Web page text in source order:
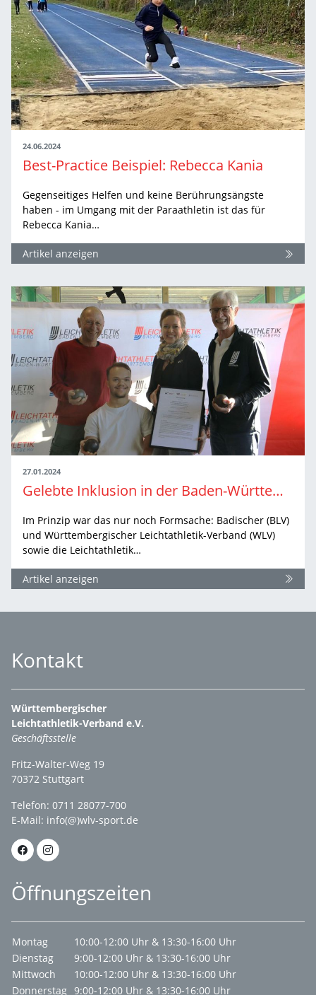
24.06.2024
Best-Practice Beispiel: Rebecca Kania
Gegenseitiges Helfen und keine Berührungsängste
haben - im Umgang mit der Paraathletin ist das für
Rebecca Kania…
Artikel anzeigen
27.01.2024
Gelebte Inklusion in der Baden-Württembergischen Leichtathletik
Im Prinzip war das nur noch Formsache: Badischer (BLV)
und Württembergischer Leichtathletik-Verband (WLV)
sowie die Leichtathletik…
Artikel anzeigen
Kontakt
Württembergischer
Leichtathletik-Verband e.V.
Geschäftsstelle
Fritz-Walter-Weg 19
70372 Stuttgart
Telefon: 0711 28077-700
E-Mail: info(@)wlv-sport.de
Öffnungszeiten
Montag
10:00-12:00 Uhr & 13:30-16:00 Uhr
Dienstag
9:00-12:00 Uhr & 13:30-16:00 Uhr
Mittwoch
10:00-12:00 Uhr & 13:30-16:00 Uhr
Donnerstag 9:00-12:00 Uhr & 13:30-16:00 Uhr